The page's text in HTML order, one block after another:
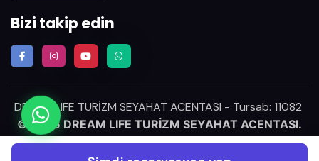
Bizi takip edin
DREAM LIFE TURİZM SEYAHAT ACENTASI - Türsab: 11082
© 2026 DREAM LIFE TURİZM SEYAHAT ACENTASI.
Bu web sitesinde yer alan tüm içerik, görsel ve